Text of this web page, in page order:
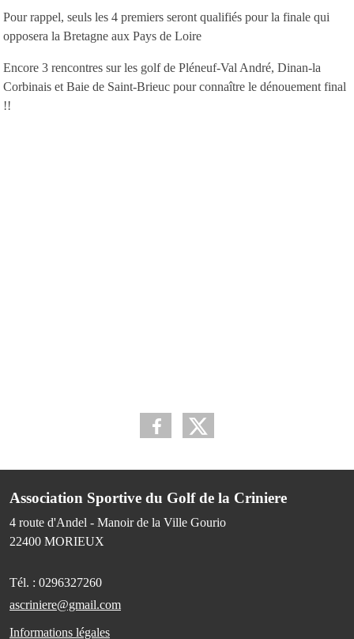
Pour rappel, seuls les 4 premiers seront qualifiés pour la finale qui
opposera la Bretagne aux Pays de Loire
Encore 3 rencontres sur les golf de Pléneuf-Val André, Dinan-la
Corbinais et Baie de Saint-Brieuc pour connaître le dénouement final
!!
Association Sportive du Golf de la Criniere
4 route d'Andel - Manoir de la Ville Gourio
22400 MORIEUX
Tél. : 0296327260
ascriniere@gmail.com
Informations légales